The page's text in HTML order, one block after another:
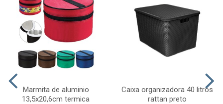
Marmita de aluminio
13,5x20,6cm termica
Caixa organizadora 40 litros
rattan preto